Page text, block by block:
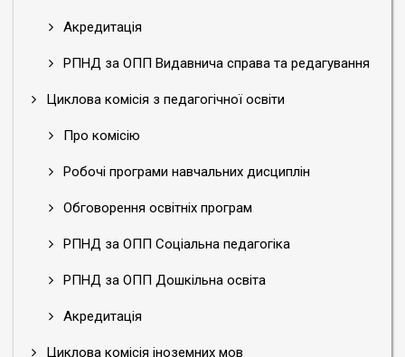
Акредитація
РПНД за ОПП Видавнича справа та редагування
Циклова комісія з педагогічної освіти
Про комісію
Робочі програми навчальних дисциплін
Обговорення освітніх програм
РПНД за ОПП Соціальна педагогіка
РПНД за ОПП Дошкільна освіта
Акредитація
Циклова комісія іноземних мов